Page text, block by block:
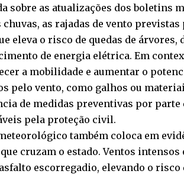
sobre as atualizações dos boletins
chuvas, as rajadas de vento
eleva o risco de quedas de
de energia elétrica. Em
a mobilidade e aumentar o
pelo vento, como galhos ou
de medidas preventivas por parte
pela proteção civil.
também coloca em
cruzam o estado. Ventos
escorregadio, elevando o